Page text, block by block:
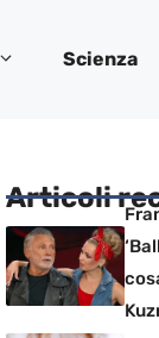
Scienza
Articoli